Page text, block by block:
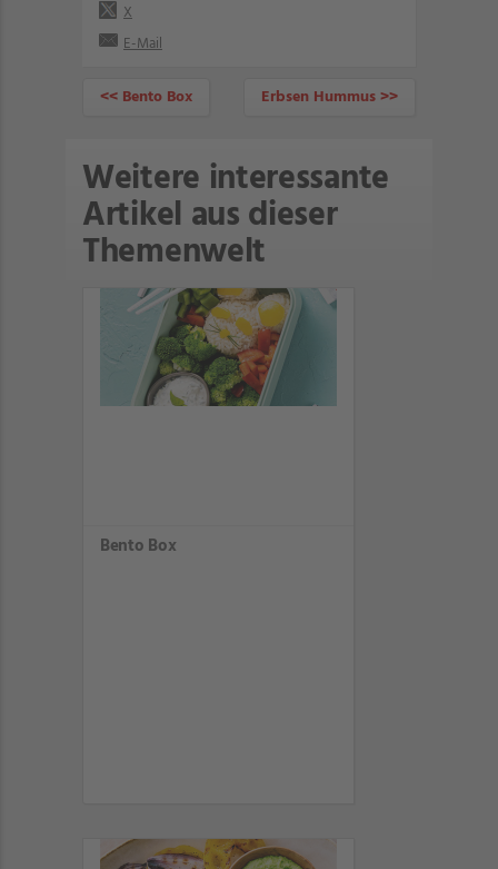
X
E-Mail
<< Bento Box Erbsen Hummus >>
Weitere interessante
Artikel aus dieser
Themenwelt
Bento Box